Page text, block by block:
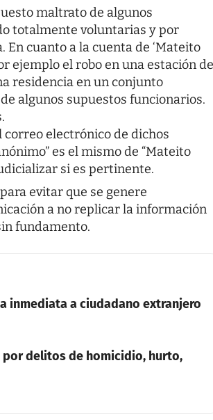
maltrato de algunos
totalmente voluntarias y por
cuanto a la cuenta de ‘Mateito
ejemplo el robo en una estación de
residencia en un conjunto
algunos supuestos funcionarios.
electrónico de dichos
es el mismo de “Mateito
si es pertinente.
evitar que se genere
a no replicar la información
fundamento.
inmediata a ciudadano extranjero
por delitos de homicidio, hurto,